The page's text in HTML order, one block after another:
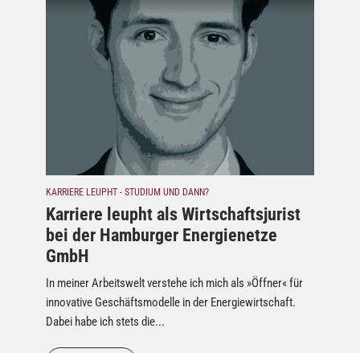
KARRIERE LEUPHT - STUDIUM UND DANN?
Karriere leupht als Wirtschaftsjurist
bei der Hamburger Energienetze
GmbH
In meiner Arbeitswelt verstehe ich mich als »Öffner« für
innovative Geschäftsmodelle in der Energiewirtschaft.
Dabei habe ich stets die...